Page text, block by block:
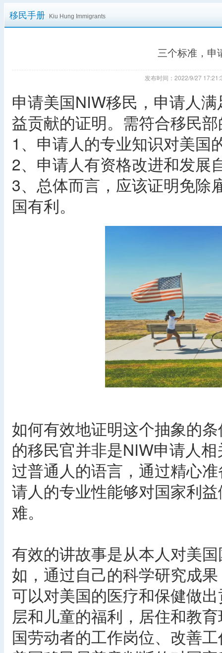
移民手册 Kiu Hung Immigrants
三个标准，申
发布时间：2022/9/27
申请美国NIW移民，申请人
益贡献的证明。需符合移民
1、申请人的专业知识对美国
2、申请人有资格改进和发展
3、总体而言，应该证明免除
国有利。
如何有效地证明这个抽象的
的移民官并非是NIW申请人
过普通人的语言，通过精心
请人的专业性能够对国家利
难。
有效的讲故事是从本人对美
如，通过自己的科学研究成
可以对美国的医疗和保健做
层和儿童的福利，居住和教
国劳动者的工作岗位、改善